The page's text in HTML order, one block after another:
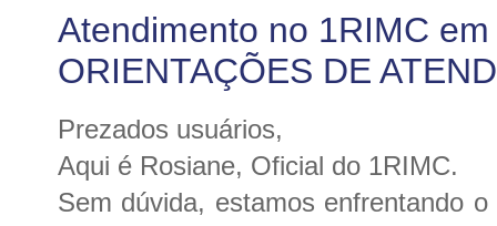
Atendimento no 1RIMC
ORIENTAÇÕES DE
Prezados usuários,
Aqui é Rosiane, Oficial do 1RIMC.
Sem dúvida, estamos enfrentando